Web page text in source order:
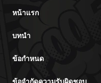
ตอนที่ 64
ตอนที่ 63
หน้าแรก
บทนำ
ข้อกำหนด